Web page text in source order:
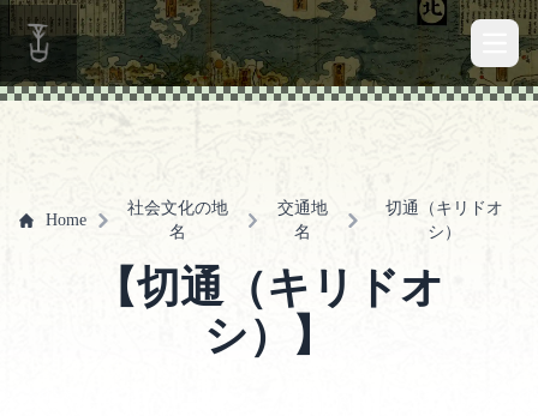
Home
社会文化の地
名
交通地
名
切通（キリドオ
シ）
【切通（キリドオ
シ）】